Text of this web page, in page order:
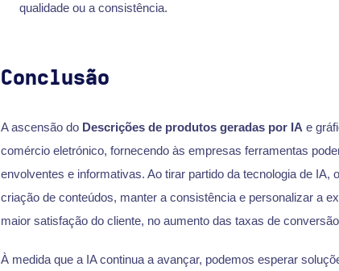
qualidade ou a consistência.
Conclusão
A ascensão do Descrições de produtos geradas por IA e
comércio eletrónico, fornecendo às empresas ferramentas
envolventes e informativas. Ao tirar partido da tecnologia de IA,
criação de conteúdos, manter a consistência e personalizar a
maior satisfação do cliente, no aumento das taxas de
À medida que a IA continua a avançar, podemos esperar